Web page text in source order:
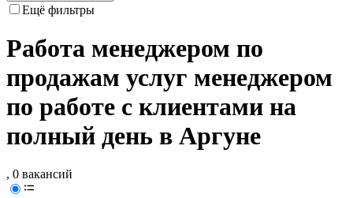
Ещё фильтры
Работа менеджером по
продажам услуг менеджером
по работе с клиентами на
полный день в Аргуне
, 0 вакансий